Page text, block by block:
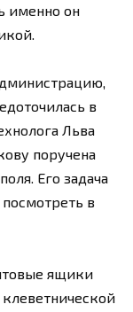
именно он
в
Льва
поручена
Его задача
в
ящики